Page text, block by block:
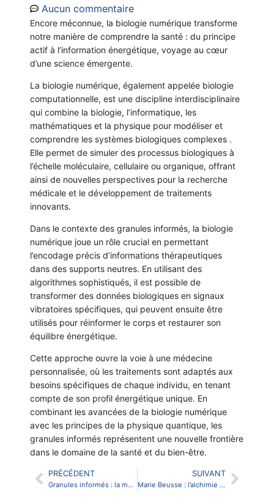
Aucun commentaire
Encore méconnue, la biologie numérique transforme
notre manière de comprendre la santé : du principe
actif à l’information énergétique, voyage au cœur
d’une science émergente.
La biologie numérique, également appelée biologie
computationnelle, est une discipline interdisciplinaire
qui combine la biologie, l’informatique, les
mathématiques et la physique pour modéliser et
comprendre les systèmes biologiques complexes .
Elle permet de simuler des processus biologiques à
l’échelle moléculaire, cellulaire ou organique, offrant
ainsi de nouvelles perspectives pour la recherche
médicale et le développement de traitements
innovants.
Dans le contexte des granules informés, la biologie
numérique joue un rôle crucial en permettant
l’encodage précis d’informations thérapeutiques
dans des supports neutres. En utilisant des
algorithmes sophistiqués, il est possible de
transformer des données biologiques en signaux
vibratoires spécifiques, qui peuvent ensuite être
utilisés pour réinformer le corps et restaurer son
équilibre énergétique.
Cette approche ouvre la voie à une médecine
personnalisée, où les traitements sont adaptés aux
besoins spécifiques de chaque individu, en tenant
compte de son profil énergétique unique. En
combinant les avancées de la biologie numérique
avec les principes de la physique quantique, les
granules informés représentent une nouvelle frontière
dans le domaine de la santé et du bien-être.
PRÉCÉDENT
Granules informés : la médecine de demain est déjà là
SUIVANT
Marie Beusse : l’alchimie vibratoire d’une pionnière